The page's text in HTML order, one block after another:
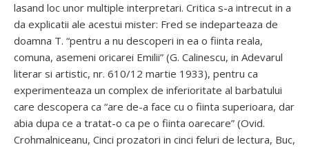
lasand loc unor multiple interpretari. Critica s-a intrecut in a
da explicatii ale acestui mister: Fred se indeparteaza de
doamna T. “pentru a nu descoperi in ea o fiinta reala,
comuna, asemeni oricarei Emilii” (G. Calinescu, in Adevarul
literar si artistic, nr. 610/12 martie 1933), pentru ca
experimenteaza un complex de inferioritate al barbatului
care descopera ca “are de-a face cu o fiinta superioara, dar
abia dupa ce a tratat-o ca pe o fiinta oarecare” (Ovid.
Crohmalniceanu, Cinci prozatori in cinci feluri de lectura, Buc,